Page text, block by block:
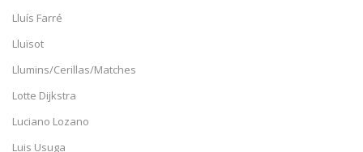
Lluís Farré
Lluïsot
Llumins/Cerillas/Matches
Lotte Dijkstra
Luciano Lozano
Luis Usuga